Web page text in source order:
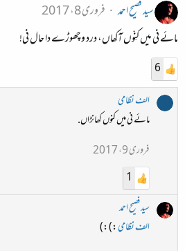
سید فصیح احمد
فروری 8، 2017
مائے نی میں کنِّوں آکھاں، درد وچھوڑے دا حال نی!
6
الف نظامی
مائے نی میں کنوں کھانڑاں.
فروری 9، 2017
1
سید فصیح احمد
الف نظامی:) :)